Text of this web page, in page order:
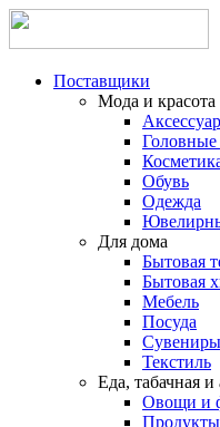
Поставщики
Мода и красота
Обувь
Одежда
Для дома
Бытовая
Бытовая
Мебель
Посуда
Текстиль
Еда, табачная
Овощи и